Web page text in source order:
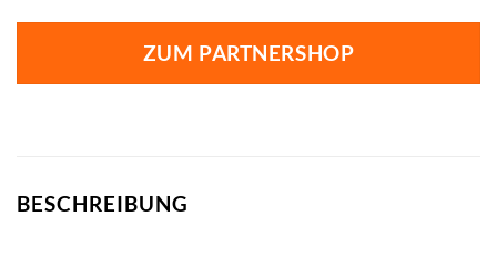
ZUM PARTNERSHOP
BESCHREIBUNG